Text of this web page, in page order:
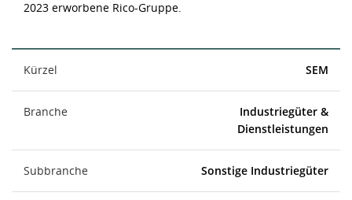
2023 erworbene Rico-Gruppe.
Kürzel SEM
Branche
Industriegüter &
Dienstleistungen
Subbranche Sonstige Industriegüter